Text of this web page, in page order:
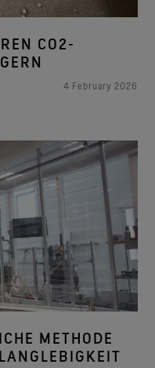
CO2-
4 February 2026
METHODE